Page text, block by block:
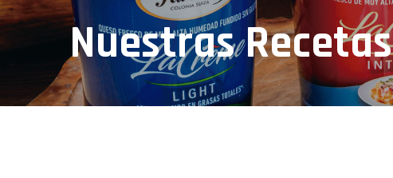
Nuestras Recetas